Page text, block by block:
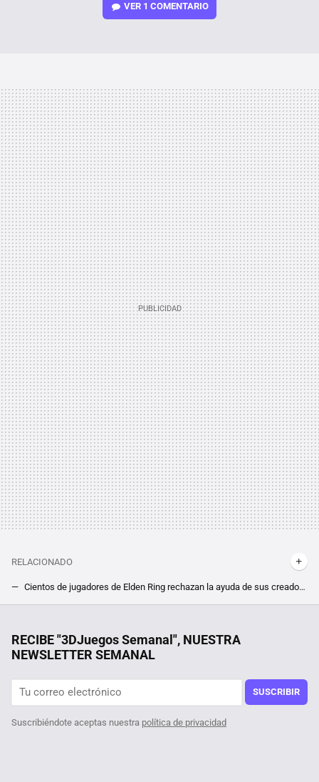
VER 1 COMENTARIO
RELACIONADO
Cientos de jugadores de Elden Ring rechazan la ayuda de sus creadores, y tú puedes ser uno. Devuelven la dificultad del jefe final de su DLC a golpe de mod
Tras jugar 400 horas a The Witcher 3 descubren un nuevo NPC, y su quest en el RPG viene con moraleja acerca de mentir un pelín retorcida
RECIBE "3DJuegos Semanal", NUESTRA
NEWSLETTER SEMANAL
SUSCRIBIR
Suscribiéndote aceptas nuestra política de privacidad